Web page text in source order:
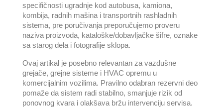
specifičnosti ugradnje kod autobusa, kamiona,
kombija, radnih mašina i transportnih rashladnih
sistema, pre poručivanja preporučujemo proveru
naziva proizvoda, kataloške/dobavljačke šifre, oznake
sa starog dela i fotografije sklopa.
Ovaj artikal je posebno relevantan za vazdušne
grejače, grejne sisteme i HVAC opremu u
komercijalnim vozilima. Pravilno odabran rezervni deo
pomaže da sistem radi stabilno, smanjuje rizik od
ponovnog kvara i olakšava bržu intervenciju servisa.